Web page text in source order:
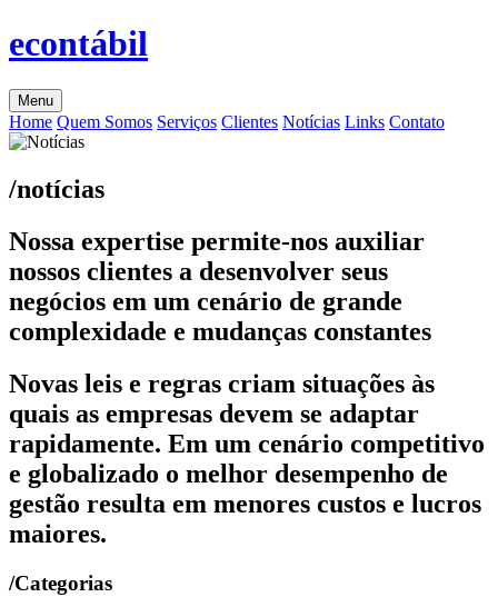
econtábil
Menu
Home Quem Somos Serviços Clientes Notícias Links Contato
/notícias
Nossa expertise permite-nos auxiliar
nossos clientes a desenvolver seus
negócios em um cenário de grande
complexidade e mudanças constantes
Novas leis e regras criam situações às
quais as empresas devem se adaptar
rapidamente. Em um cenário competitivo
e globalizado o melhor desempenho de
gestão resulta em menores custos e lucros
maiores.
/Categorias